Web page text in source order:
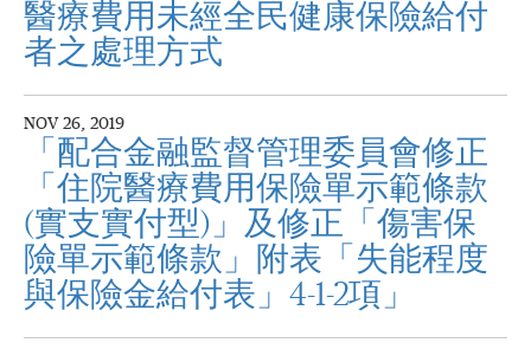
醫療費用未經全民健康保險給付
者之處理方式
NOV 26, 2019
「配合金融監督管理委員會修正
「住院醫療費用保險單示範條款
(實支實付型)」及修正「傷害保
險單示範條款」附表「失能程度
與保險金給付表」4-1-2項」